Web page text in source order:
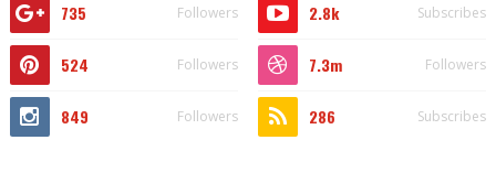
735 Followers 2.8k Subscribes
524 Followers 7.3m Followers
849 Followers 286 Subscribes